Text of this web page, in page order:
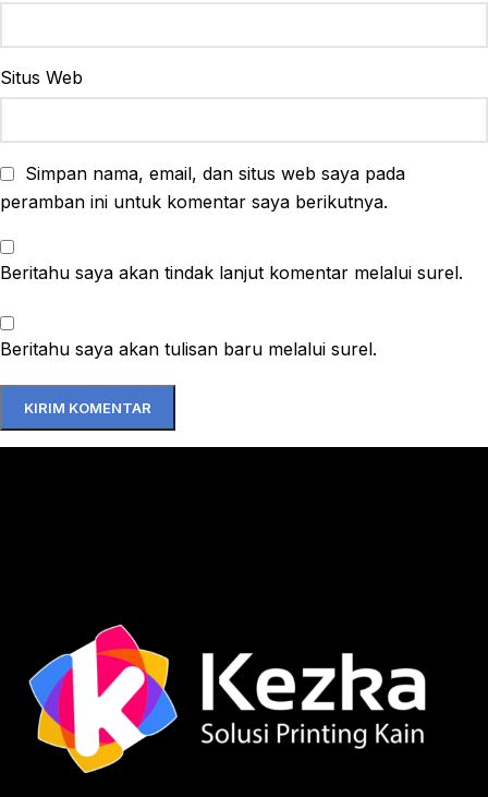
Situs Web
Simpan nama, email, dan situs web saya pada
peramban ini untuk komentar saya berikutnya.
Beritahu saya akan tindak lanjut komentar melalui surel.
Beritahu saya akan tulisan baru melalui surel.